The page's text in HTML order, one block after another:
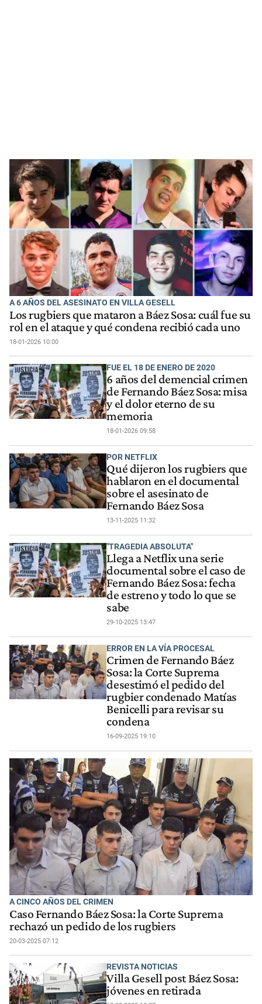
A 6 AÑOS DEL ASESINATO EN VILLA GESELL
Los rugbiers que mataron a Báez Sosa: cuál fue su
rol en el ataque y qué condena recibió cada uno
18-01-2026 10:00
FUE EL 18 DE ENERO DE 2020
6 años del demencial crimen
de Fernando Báez Sosa: misa
y el dolor eterno de su
memoria
18-01-2026 09:58
POR NETFLIX
Qué dijeron los rugbiers que
hablaron en el documental
sobre el asesinato de
Fernando Báez Sosa
13-11-2025 11:32
"TRAGEDIA ABSOLUTA"
Llega a Netflix una serie
documental sobre el caso de
Fernando Báez Sosa: fecha
de estreno y todo lo que se
sabe
29-10-2025 13:47
ERROR EN LA VÍA PROCESAL
Crimen de Fernando Báez
Sosa: la Corte Suprema
desestimó el pedido del
rugbier condenado Matías
Benicelli para revisar su
condena
16-09-2025 19:10
A CINCO AÑOS DEL CRIMEN
Caso Fernando Báez Sosa: la Corte Suprema
rechazó un pedido de los rugbiers
20-03-2025 07:12
REVISTA NOTICIAS
Villa Gesell post Báez Sosa:
jóvenes en retirada